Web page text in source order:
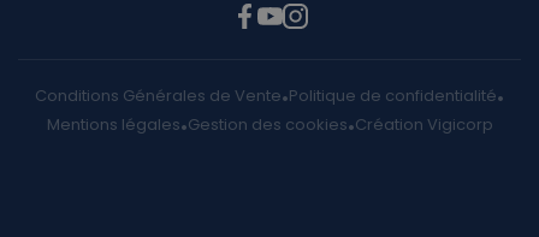
Conditions Générales de Vente Politique de confidentialité
Mentions légales Gestion des cookies Création Vigicorp